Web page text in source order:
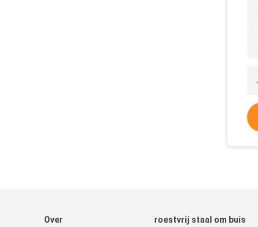
Over roestvrij staal om buis